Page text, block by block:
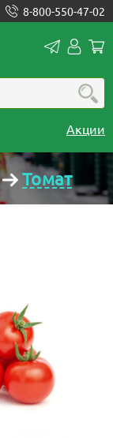
8-800-550-47-02
Акции
Томат